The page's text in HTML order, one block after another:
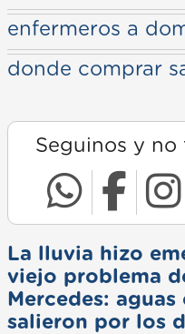
enfermeros a
donde comprar
Seguinos y no
La lluvia hizo
viejo problema
Mercedes: aguas
salieron por los